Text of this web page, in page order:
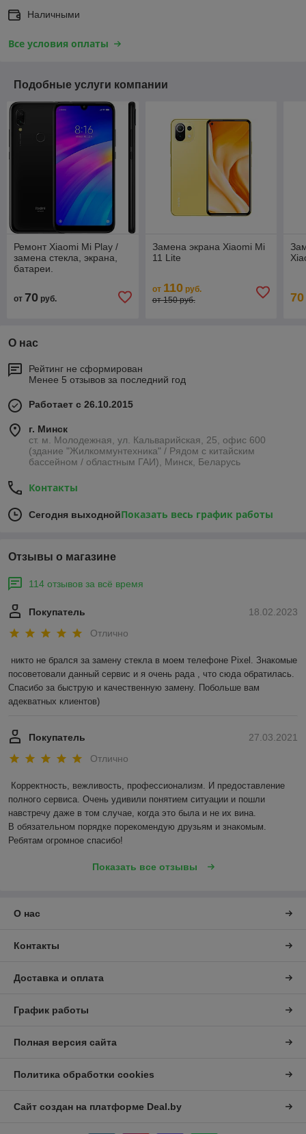
Наличными
Все условия оплаты
Подобные услуги компании
Ремонт Xiaomi Mi Play /
замена стекла, экрана,
батареи.
от 70 руб.
Замена экрана Xiaomi Mi
11 Lite
от 110руб.
от 150 руб.
70
О нас
Рейтинг не сформирован
Менее 5 отзывов за последний год
Работает с 26.10.2015
г. Минск
ст. м. Молодежная, ул. Кальварийская, 25, офис 600
(здание "Жилкоммунтехника" / Рядом с китайским
бассейном / областным ГАИ), Минск, Беларусь
Контакты
Сегодня выходнойПоказать весь график работы
Отзывы о магазине
114 отзывов за всё время
18.02.2023
Покупатель
Отлично
никто не брался за замену стекла в моем телефоне Pixel. Знакомые
посоветовали данный сервис и я очень рада , что сюда обратилась.
Спасибо за быструю и качественную замену. Побольше вам
адекватных клиентов)
27.03.2021
Покупатель
Отлично
Корректность, вежливость, профессионализм. И предоставление
полного сервиса. Очень удивили понятием ситуации и пошли
навстречу даже в том случае, когда это была и не их вина.
В обязательном порядке порекомендую друзьям и знакомым.
Ребятам огромное спасибо!
Показать все отзывы
О нас
Контакты
Доставка и оплата
График работы
Полная версия сайта
Политика обработки cookies
Сайт создан на платформе Deal.by